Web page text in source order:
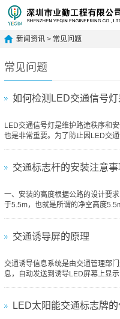
新闻资讯> 常见问题
常见问题
如何检测LED交通信号
LED交通信号灯是维护路途秩序和
也是非常重要。为了防止因LED交
交通标志杆的安装注意事
一、安装的高度根据公路的设计要
于5.5m，也就是所谓的净空高度
交通诱导屏的原理
交通诱导信息系统是由交通管理部
息，自动发送到诱导LED屏幕上显
LED太阳能交通标志牌的